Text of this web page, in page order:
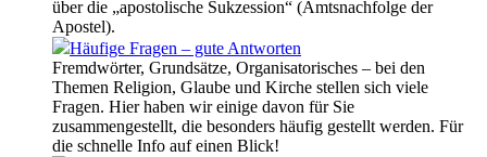
über die „apostolische Sukzession“ (Amtsnachfolge der
Apostel).
Häufige Fragen – gute Antworten
Fremdwörter, Grundsätze, Organisatorisches – bei den
Themen Religion, Glaube und Kirche stellen sich viele
Fragen. Hier haben wir einige davon für Sie
zusammengestellt, die besonders häufig gestellt werden. Für
die schnelle Info auf einen Blick!